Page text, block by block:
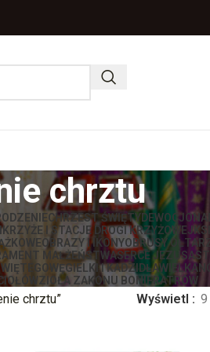
chrztu
CHRZEST ŚWIĘTY
KRZYŻE I STACJE DROGI KRZYŻOWEJ
OBRAZY I IKONYOBRUSY
MAŁŻEŃSTWASERCE JEZUSA
WĘGIELKI I KADZIDŁA
ZIOŁA ZAKONU BONIFRATRÓW
chrztu” Wyświetl 9